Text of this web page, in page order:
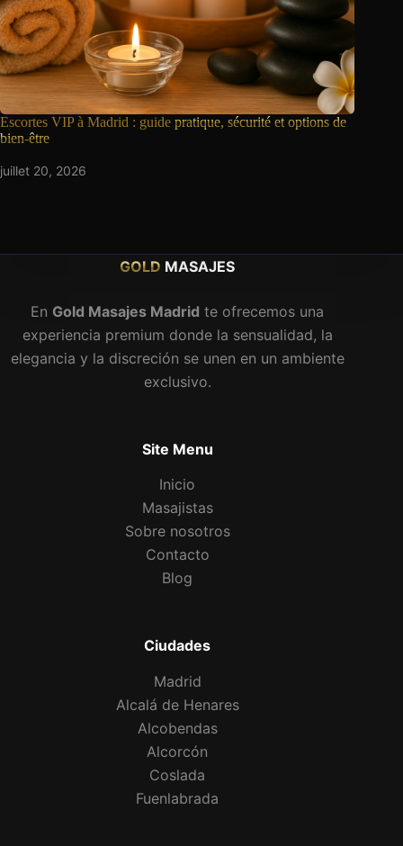
Escortes VIP à Madrid : guide pratique, sécurité et options de
bien-être
juillet 20, 2026
GOLD MASAJES
En Gold Masajes Madrid te ofrecemos una
experiencia premium donde la sensualidad, la
elegancia y la discreción se unen en un ambiente
exclusivo.
Site Menu
Inicio
Masajistas
Sobre nosotros
Contacto
Blog
Ciudades
Madrid
Alcalá de Henares
Alcobendas
Alcorcón
Coslada
Fuenlabrada